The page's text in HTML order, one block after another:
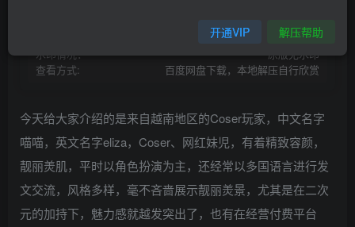
Gz/7z/Zip压缩包
水印情况：
原版无水印
查看方式:
百度网盘下载，本地解压自行欣赏
今天给大家介绍的是来自越南地区的Coser玩家，中文名字
喵喵，英文名字eliza，Coser、网红妹児，有着精致容颜，
靓丽羙肌，平时以角色扮演为主，还经常以多国语言进行发
文交流，风格多样，毫不吝啬展示靓丽羙景，尤其是在二次
元的加持下，魅力感就越发突出了，也有在经营付费平台
开通VIP 解压帮助